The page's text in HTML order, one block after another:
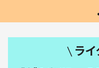
ライ